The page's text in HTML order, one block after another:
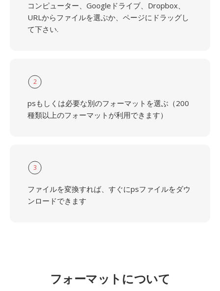
コンピューター、Googleドライブ、Dropbox、
URLからファイルを選ぶか、ページにドラッグし
て下さい.
2
psもしくは必要な別のフォーマットを選ぶ（200
種類以上のフォーマットが利用できます）
3
ファイルを変換すれば、すぐにpsファイルをダウ
ンロードできます
フォーマットについて